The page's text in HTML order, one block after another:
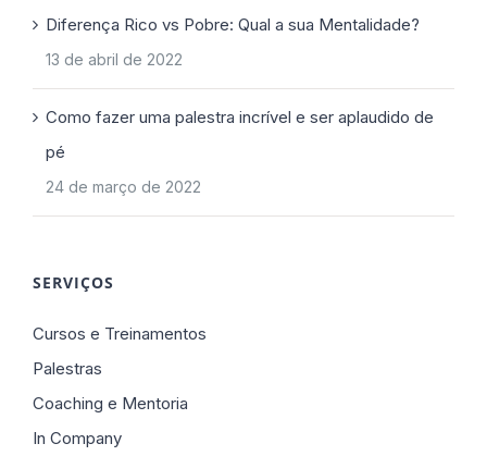
Diferença Rico vs Pobre: Qual a sua Mentalidade?
13 de abril de 2022
Como fazer uma palestra incrível e ser aplaudido de
pé
24 de março de 2022
SERVIÇOS
Cursos e Treinamentos
Palestras
Coaching e Mentoria
In Company